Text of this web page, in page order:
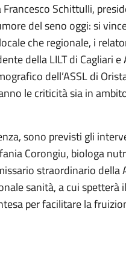
Schittulli,
del seno oggi: si
che regionale, i
della LILT di
dell’ASSL di
le criticità sia in
sono previsti gli
Corongiu, biologa
straordinario della
sanità, a cui
per facilitare la